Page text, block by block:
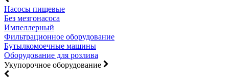
Насосы пищевые
Без мезгонасоса
Импеллерный
Фильтрационное оборудование
Бутылкомоечные машины
Оборудование для розлива
Укупорочное оборудование